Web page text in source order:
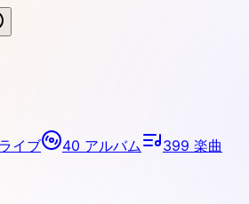
ライブ 40 アルバム 399 楽曲